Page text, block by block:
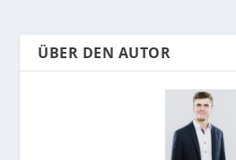
ÜBER DEN AUTOR